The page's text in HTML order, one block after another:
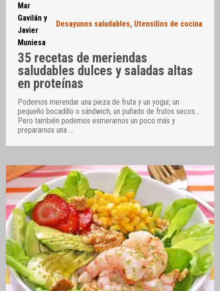
Mar
Gavilán y
Javier
Muniesa
Desayunos saludables, Utensilios de cocina
35 recetas de meriendas
saludables dulces y saladas altas
en proteínas
Podemos merendar una pieza de fruta y un yogur, un
pequeño bocadillo o sándwich, un puñado de frutos secos…
Pero también podemos esmerarnos un poco más y
prepararnos una